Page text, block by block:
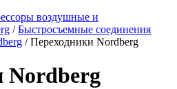
воздушные и
/Быстросъемные соединения
/ Переходники Nordberg
Nordberg